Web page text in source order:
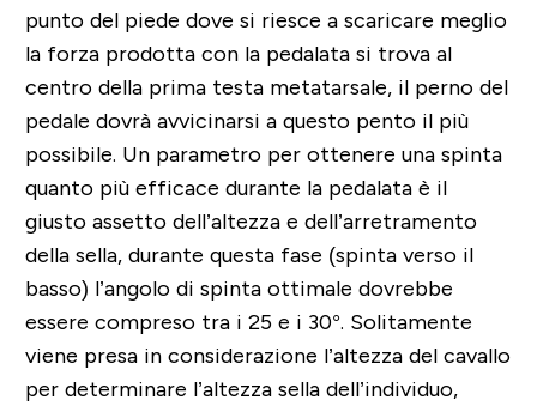
punto del piede dove si riesce a scaricare meglio
la forza prodotta con la pedalata si trova al
centro della prima testa metatarsale, il perno del
pedale dovrà avvicinarsi a questo pento il più
possibile. Un parametro per ottenere una spinta
quanto più efficace durante la pedalata è il
giusto assetto dell’altezza e dell’arretramento
della sella, durante questa fase (spinta verso il
basso) l’angolo di spinta ottimale dovrebbe
essere compreso tra i 25 e i 30°. Solitamente
viene presa in considerazione l’altezza del cavallo
per determinare l’altezza sella dell’individuo,